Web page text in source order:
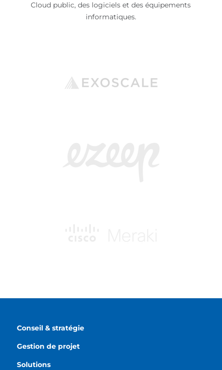
Cloud public, des logiciels et des équipements
informatiques.
Conseil & stratégie
Gestion de projet
Solutions